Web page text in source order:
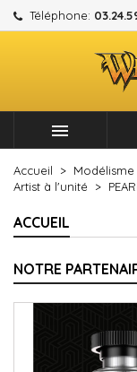
Téléphone:

Accueil Modélisme
Artist à l'unité
ACCUEIL
NOTRE
Mes listes
Créer une
Créer une
Nom de la liste
Connexion
Vous devez
votre liste